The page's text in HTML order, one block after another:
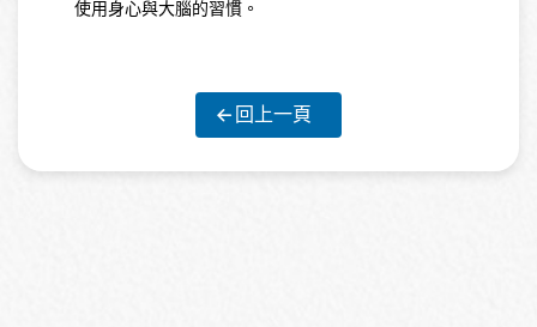
使用身心與大腦的習慣。
回上一頁